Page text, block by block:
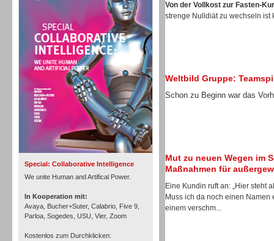
Special: Collaborative Intelligence
We unite Human and Artifical Power.
In Kooperation mit:
Avaya, Bucher+Suter, Calabrio, Five 9,
Parloa, Sogedes, USU, Vier, Zoom
Kostenlos zum Durchklicken:
Personal
Inbound
Von der Vollkost zur Fasten-Kur
strenge Nulldiät zu wechseln ist
Weltbild Gruppe:
Schon zu Beginn war das
Mut zu neuen Wegen im
Maßnahmen für
Eine Kundin ruft an: „Hier steht
Muss ich da noch einen
einem verschm...